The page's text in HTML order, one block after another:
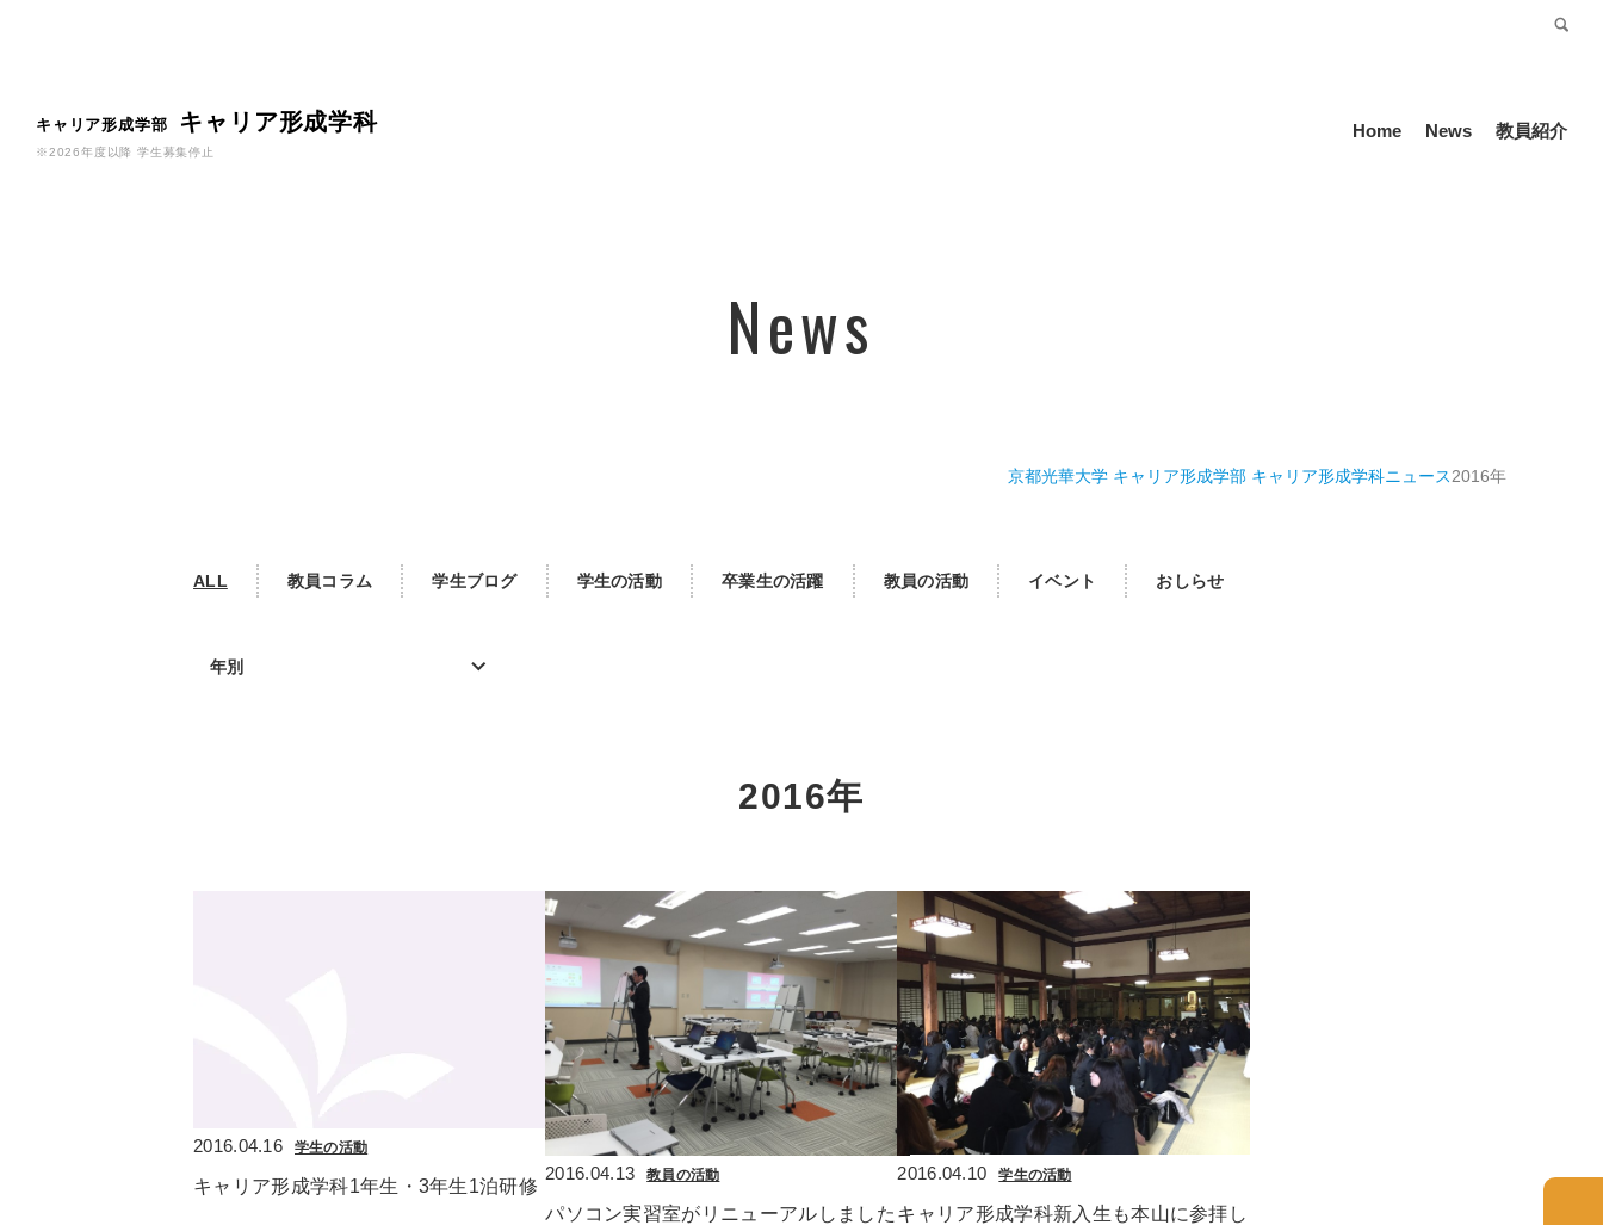
キャリア形成学部 キャリア形成学科
※2026年度以降 学生募集停止
Home News 教員紹介
News
京都光華大学 キャリア形成学部 キャリア形成学科ニュース2016年
ALL 教員コラム 学生ブログ 学生の活動 卒業生の活躍 教員の活動 イベント おしらせ
年別
2016年
2016.04.16 学生の活動
キャリア形成学科1年生・3年生1泊研修
2016.04.13 教員の活動
パソコン実習室がリニューアルしました
2016.04.10 学生の活動
キャリア形成学科新入生も本山に参拝し